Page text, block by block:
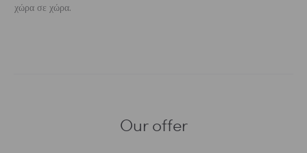
χώρα σε χώρα.
Our offer